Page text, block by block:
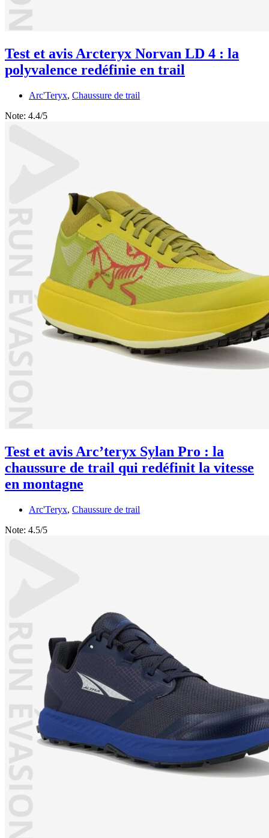
Test et avis Arcteryx Norvan LD 4 : la
polyvalence redéfinie en trail
Arc'Teryx, Chaussure de trail
Note: 4.4/5
Test et avis Arc’teryx Sylan Pro : la
chaussure de trail qui redéfinit la vitesse
en montagne
Arc'Teryx, Chaussure de trail
Note: 4.5/5